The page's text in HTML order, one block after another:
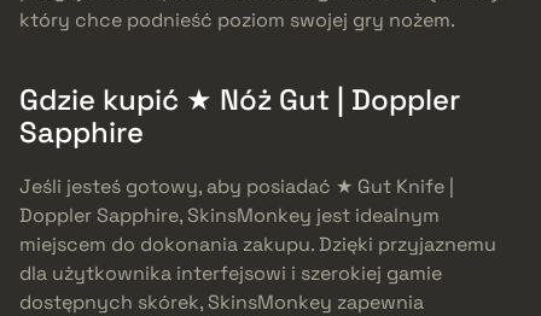
który chce podnieść poziom swojej gry nożem.
Gdzie kupić ★ Nóż Gut | Doppler
Sapphire
Jeśli jesteś gotowy, aby posiadać ★ Gut Knife |
Doppler Sapphire, SkinsMonkey jest idealnym
miejscem do dokonania zakupu. Dzięki przyjaznemu
dla użytkownika interfejsowi i szerokiej gamie
dostępnych skórek, SkinsMonkey zapewnia